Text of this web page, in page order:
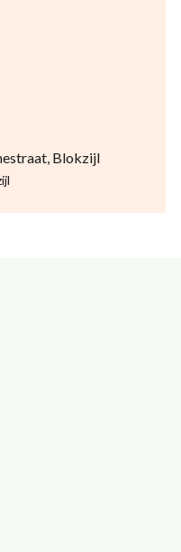
Blokzijl